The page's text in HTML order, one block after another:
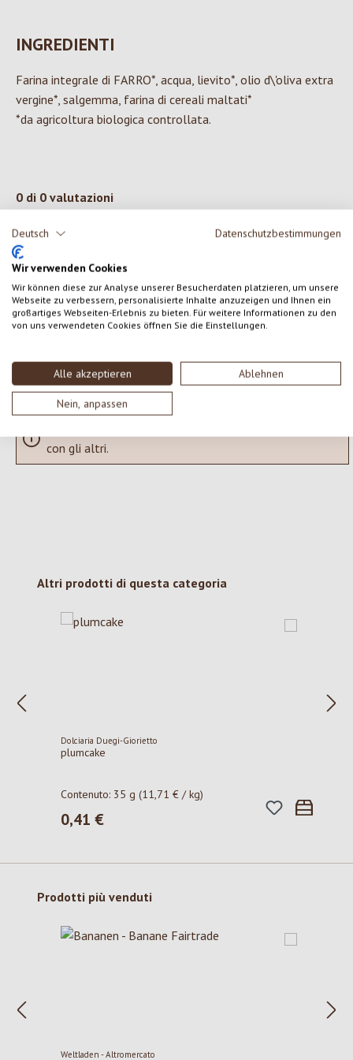
Deutsch Datenschutzbestimmungen
Wir verwenden Cookies
Wir können diese zur Analyse unserer Besucherdaten platzieren, um unsere
Webseite zu verbessern, personalisierte Inhalte anzuzeigen und Ihnen ein
großartiges Webseiten-Erlebnis zu bieten. Für weitere Informationen zu den
von uns verwendeten Cookies öffnen Sie die Einstellungen.
Alle akzeptieren Ablehnen
Nein, anpassen
INGREDIENTI
Farina integrale di FARRO*, acqua, lievito*, olio d\'oliva extra
vergine*, salgemma, farina di cereali maltati*
*da agricoltura biologica controllata.
0 di 0 valutazioni
Valutazione media di 0 su 5 stelle
Formula una valutazione!
SCRIVERE UNA RECENSIONE
Visualizza le valutazioni solo nella lingua corrente.
con gli altri.
Salta la galleria dei prodotti
Altri prodotti di questa categoria
Dolciaria Duegi-Giorietto
plumcake
Contenuto: 35 g(11,71 € / kg)
Prezzo normale:
0,41 €
Salta la galleria dei prodotti
Prodotti più venduti
Weltladen - Altromercato